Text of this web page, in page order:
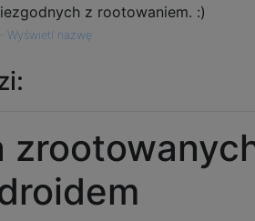
z rootowaniem. :)
Wyświetl nazwę